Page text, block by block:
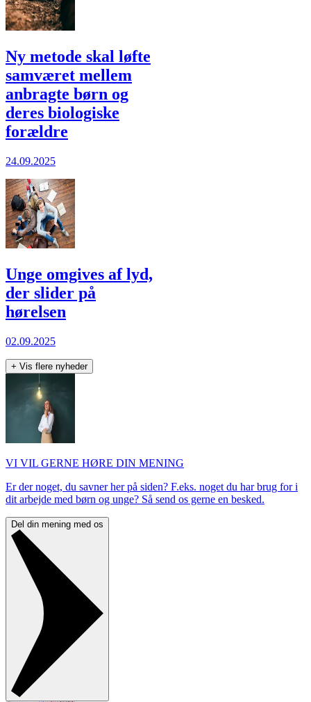
Ny metode skal løfte
samværet mellem
anbragte børn og
deres biologiske
forældre
24.09.2025
Unge omgives af lyd,
der slider på
hørelsen
02.09.2025
+ Vis flere nyheder
VI VIL GERNE HØRE DIN MENING
Er der noget, du savner her på siden? F.eks. noget du har brug for i
dit arbejde med børn og unge? Så send os gerne en besked.
Del din mening med os